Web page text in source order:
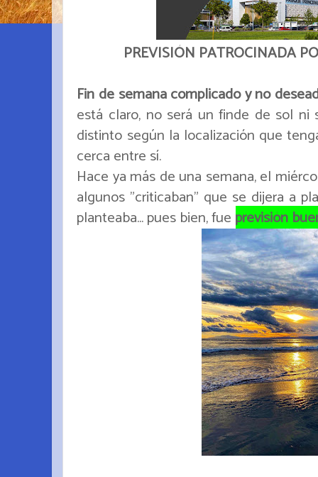
PREVISIÓN PATROCINADA
Fin de semana complicado y no
está claro, no será un finde de sol ni
distinto según la localización que
cerca entre sí.
Hace ya más de una semana, el
algunos "criticaban" que se dijera a
planteaba... pues bien, fue previsión